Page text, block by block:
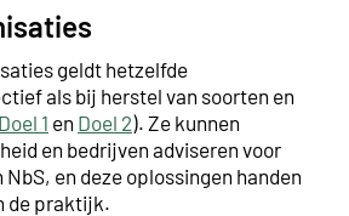
geldt hetzelfde
als bij herstel van soorten en
Doel 1 en Doel 2). Ze kunnen
en bedrijven adviseren voor
en deze oplossingen handen
de praktijk.